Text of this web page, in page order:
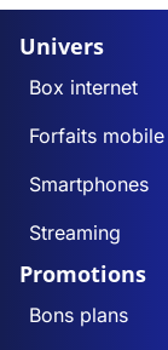
Univers
Box internet
Forfaits mobile
Smartphones
Streaming
Promotions
Bons plans